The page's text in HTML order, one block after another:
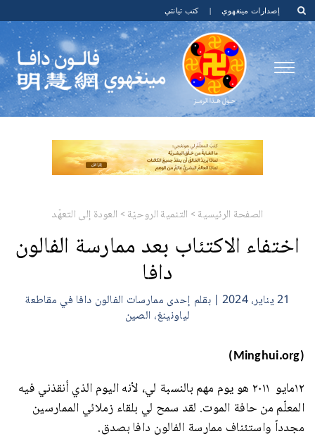
إصدارات مينغهوي | كتب تيانتي
الصفحة الرئيسية> التنمية الروحيّة> العودة إلى التعهّد
اختفاء الاكتئاب بعد ممارسة الفالون
دافا
21 يناير، 2024 | بقلم إحدى ممارسات الفالون دافا في مقاطعة
لياونينغ، الصين
(Minghui.org)
١٢مايو ٢٠١١ هو يوم مهم بالنسبة لي، لأنه اليوم الذي أنقذني فيه
المعلّم من حافة الموت. لقد سمح لي بلقاء زملائي الممارسين
مجدداً واستئناف ممارسة الفالون دافا بصدق.